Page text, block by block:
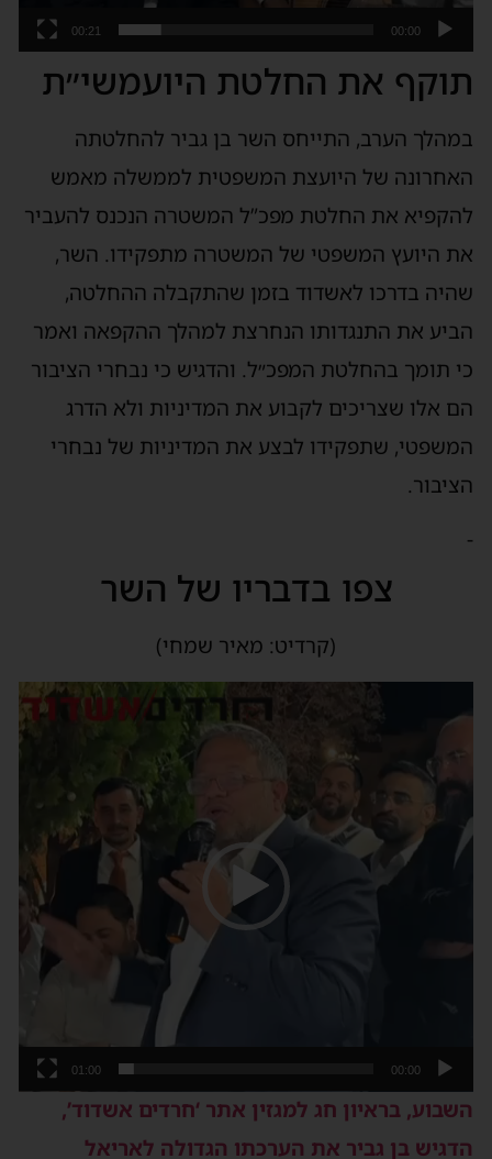
00:00
00:21
את החלטת היועמשי״ת
הערב, התייחס השר בן גביר להחלטתה
של היועצת המשפטית לממשלה מאמש
את החלטת מפכ”ל המשטרה הנכנס להעביר
היועץ המשפטי של המשטרה מתפקידו. השר,
בדרכו לאשדוד בזמן שהתקבלה ההחלטה,
את התנגדותו הנחרצת למהלך ההקפאה ואמר
תומך בהחלטת המפכ״ל. והדגיש כי נבחרי הציבור
אלו שצריכים לקבוע את המדיניות ולא הדרג
שתפקידו לבצע את המדיניות של נבחרי
צפו בדבריו של השר
(קרדיט: מאיר שמחי)
00:00
01:00
בראיון חג למגזין אתר ‘חרדים אשדוד’,
בן גביר את הערכתו הגדולה לאריאל